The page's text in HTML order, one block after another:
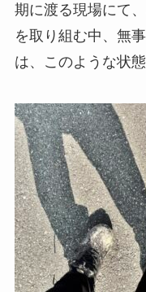
期に渡る現場にて
を取り組む中、無
は、このような状